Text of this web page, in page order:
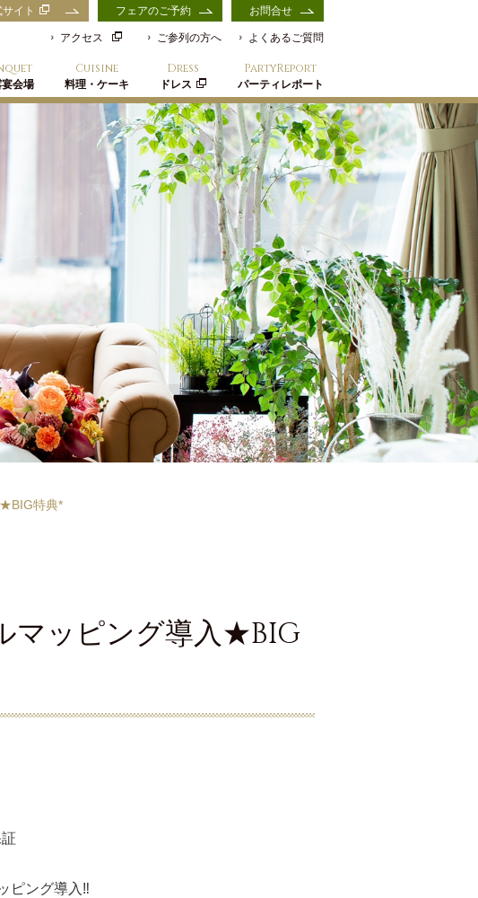
イト フェアのご予約 お問合せ
アクセス ご参列の方へ よくあるご質問
会場
Cuisine
料理・ケーキ
Dress
ドレス
PartyReport
パーティレポート
★BIG特典*
マッピング導入★BIG
ピング導入‼